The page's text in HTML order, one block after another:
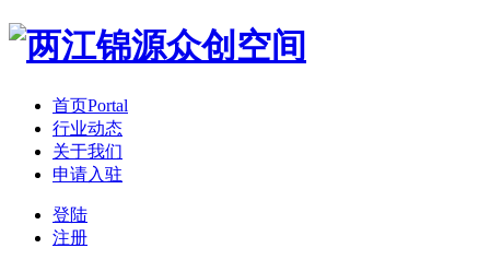
首页Portal
行业动态
关于我们
申请入驻
登陆
注册